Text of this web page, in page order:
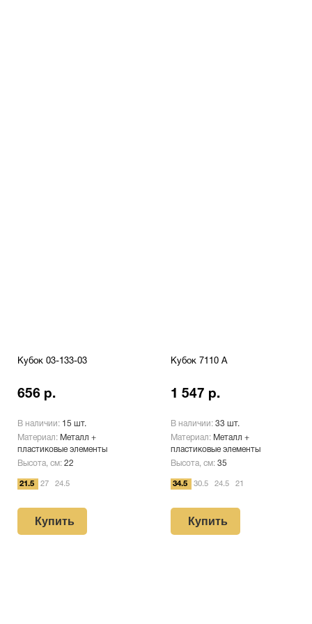
Кубок 03-133-03
656 р.
В наличии: 15 шт.
Материал: Металл +
пластиковые элементы
Высота, см: 22
21.5 27 24.5
Купить
Кубок 7110 A
1 547 р.
В наличии: 33 шт.
Материал: Металл +
пластиковые элементы
Высота, см: 35
34.5 30.5 24.5 21
Купить